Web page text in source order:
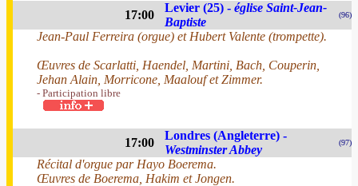
17:00
Levier (25) - église Saint-Jean-
Baptiste
(96)
Jean-Paul Ferreira (orgue) et Hubert Valente (trompette).
Œuvres de Scarlatti, Haendel, Martini, Bach, Couperin,
Jehan Alain, Morricone, Maalouf et Zimmer.
- Participation libre
17:00
Londres (Angleterre) -
Westminster Abbey
(97)
Récital d'orgue par Hayo Boerema.
Œuvres de Boerema, Hakim et Jongen.